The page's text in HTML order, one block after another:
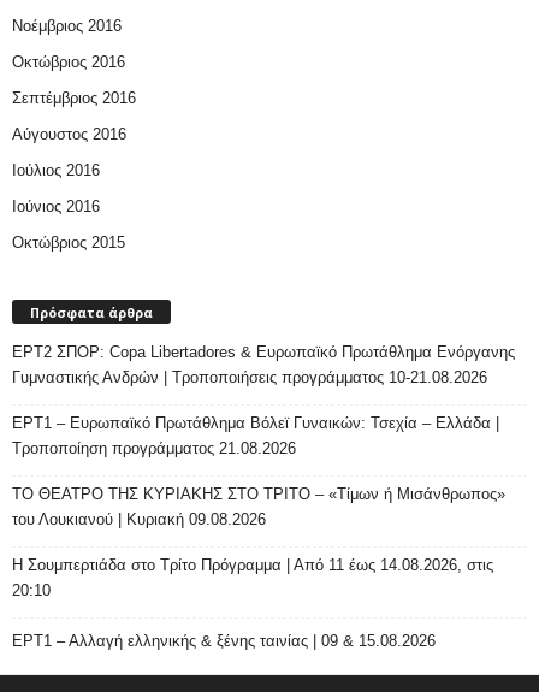
Νοέμβριος 2016
Οκτώβριος 2016
Σεπτέμβριος 2016
Αύγουστος 2016
Ιούλιος 2016
Ιούνιος 2016
Οκτώβριος 2015
Πρόσφατα άρθρα
ΕΡΤ2 ΣΠΟΡ: Copa Libertadores & Ευρωπαϊκό Πρωτάθλημα Ενόργανης
Γυμναστικής Ανδρών | Τροποποιήσεις προγράμματος 10-21.08.2026
ΕΡΤ1 – Ευρωπαϊκό Πρωτάθλημα Βόλεϊ Γυναικών: Τσεχία – Ελλάδα |
Τροποποίηση προγράμματος 21.08.2026
ΤΟ ΘΕΑΤΡΟ ΤΗΣ ΚΥΡΙΑΚΗΣ ΣΤΟ ΤΡΙΤΟ – «Τίμων ή Μισάνθρωπος»
του Λουκιανού | Κυριακή 09.08.2026
H Σουμπερτιάδα στο Τρίτο Πρόγραμμα | Από 11 έως 14.08.2026, στις
20:10
ΕΡΤ1 – Αλλαγή ελληνικής & ξένης ταινίας | 09 & 15.08.2026